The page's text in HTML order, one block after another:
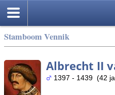
Stamboom Vennik
Albrecht II
1397 - 1439 (42